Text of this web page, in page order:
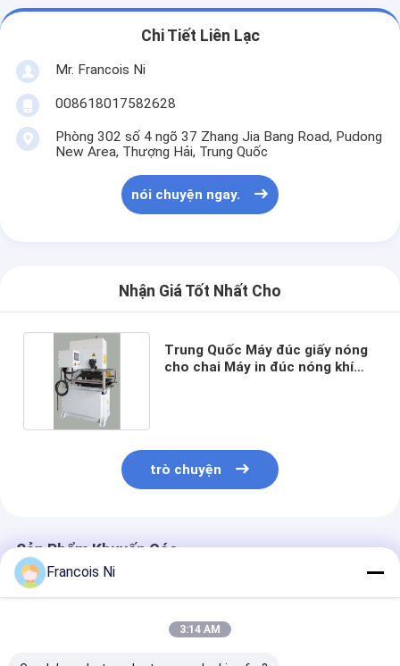
Chi Tiết Liên Lạc
Mr. Francois Ni
008618017582628
Phòng 302 số 4 ngõ 37 Zhang Jia Bang Road, Pudong
New Area, Thượng Hải, Trung Quốc
nói chuyện ngay.
Nhận Giá Tốt Nhất Cho
Trung Quốc Máy đúc giấy nóng
cho chai Máy in đúc nóng khí
trò chuyện
Sản Phẩm Khuyến Cáo
Francois Ni
3:14 AM